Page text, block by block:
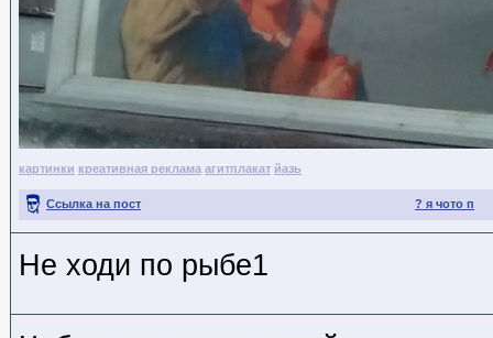
картинки креативная реклама агитплакат йазь
? я чото п
Ссылка на пост
Не ходи по рыбе1